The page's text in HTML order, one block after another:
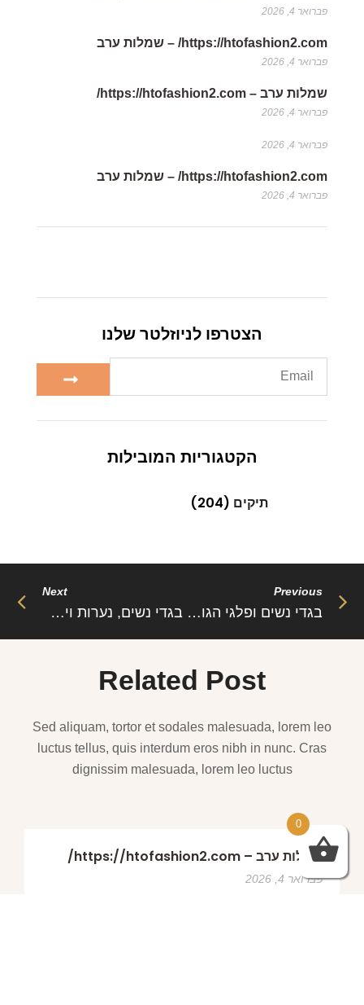
פברואר 4, 2026
https://htofashion2.com/ – שמלות ערב
פברואר 4, 2026
שמלות ערב – https://htofashion2.com/
פברואר 4, 2026
פברואר 4, 2026
https://htofashion2.com/ – שמלות ערב
פברואר 4, 2026
הצטרפו לניוזלטר שלנו
הקטגוריות המובילות
תיקים (204)
Previous
בגדי נשים ופלגי הגוף של ילדות
Next
בגדי נשים, נערות וילדות
Related Post
Sed aliquam, tortor et sodales malesuada, lorem leo
luctus tellus, quis interdum eros nibh in nunc. Cras
dignissim malesuada, lorem leo luctus
שמלות ערב – https://htofashion2.com/
פברואר 4, 2026
0